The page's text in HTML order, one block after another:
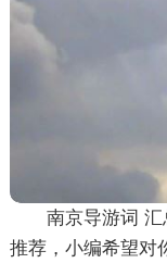
南京导游词 汇
推荐，小编希望对